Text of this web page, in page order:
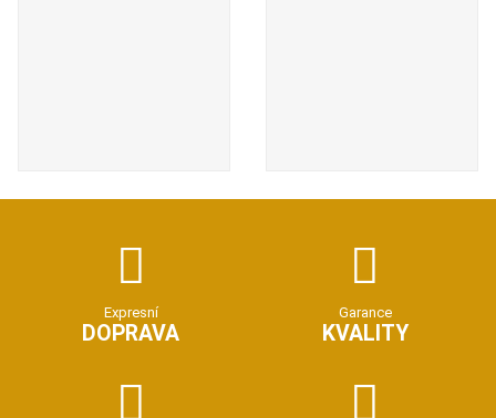
Expresní
DOPRAVA
Garance
KVALITY